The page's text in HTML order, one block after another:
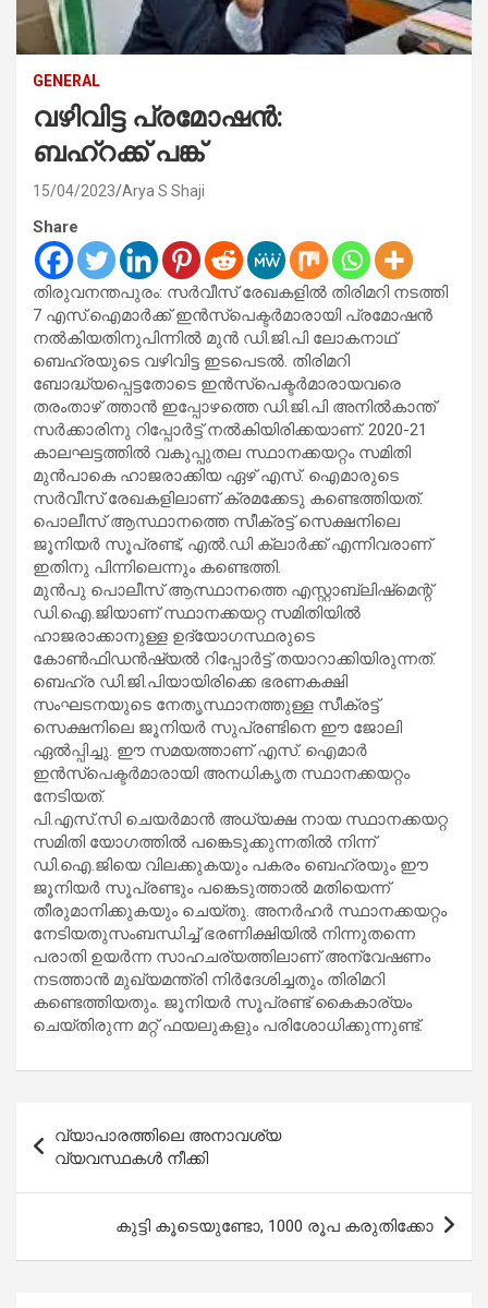
GENERAL
വഴിവിട്ട പ്രമോഷന്‍:
ബഹ്‌റക്ക് പങ്ക്
15/04/2023 Arya S Shaji
Share
തിരുവനന്തപുരം: സര്‍വീസ് രേഖകളില്‍ തിരിമറി നടത്തി
7 എസ്.ഐമാര്‍ക്ക് ഇന്‍സ്‌പെക്ടര്‍മാരായി പ്രമോഷന്‍
നല്‍കിയതിനുപിന്നില്‍ മുന്‍ ഡി.ജി.പി ലോകനാഥ്
ബെഹ്രയുടെ വഴിവിട്ട ഇടപെടല്‍. തിരിമറി
ബോദ്ധ്യപ്പെട്ടതോടെ ഇന്‍സ്‌പെക്ടര്‍മാരായവരെ
തരംതാഴ് ത്താന്‍ ഇപ്പോഴത്തെ ഡി.ജി.പി അനില്‍കാന്ത്
സര്‍ക്കാരിനു റിപ്പോര്‍ട്ട് നല്‍കിയിരിക്കയാണ്. 2020-21
കാലഘട്ടത്തില്‍ വകുപ്പുതല സ്ഥാനക്കയറ്റം സമിതി
മുന്‍പാകെ ഹാജരാക്കിയ ഏഴ് എസ്. ഐമാരുടെ
സര്‍വീസ് രേഖകളിലാണ് ക്രമക്കേടു കണ്ടെത്തിയത്.
പൊലീസ് ആസ്ഥാനത്തെ സീക്രട്ട് സെക്ഷനിലെ
ജൂനിയര്‍ സൂപ്രണ്ട്, എല്‍.ഡി ക്ലാര്‍ക്ക് എന്നിവരാണ്
ഇതിനു പിന്നിലെന്നും കണ്ടെത്തി.
മുന്‍പു പൊലീസ് ആസ്ഥാനത്തെ എസ്റ്റാബ്ലിഷ്‌മെന്റ്
ഡി.ഐ.ജിയാണ് സ്ഥാനക്കയറ്റ സമിതിയില്‍
ഹാജരാക്കാനുള്ള ഉദ്യോഗസ്ഥരുടെ
കോണ്‍ഫിഡന്‍ഷ്യല്‍ റിപ്പോര്‍ട്ട് തയാറാക്കിയിരുന്നത്.
ബെഹ്ര ഡി.ജി.പിയായിരിക്കെ ഭരണകക്ഷി
സംഘടനയുടെ നേതൃസ്ഥാനത്തുള്ള സീക്രട്ട്
സെക്ഷനിലെ ജൂനിയര്‍ സുപ്രണ്ടിനെ ഈ ജോലി
ഏല്‍പ്പിച്ചു. ഈ സമയത്താണ് എസ്. ഐമാര്‍
ഇന്‍സ്‌പെക്ടര്‍മാരായി അനധികൃത സ്ഥാനക്കയറ്റം
നേടിയത്.
പി.എസ്.സി ചെയര്‍മാന്‍ അധ്യക്ഷ നായ സ്ഥാനക്കയറ്റ
സമിതി യോഗത്തില്‍ പങ്കെടുക്കുന്നതില്‍ നിന്ന്
ഡി.ഐ.ജിയെ വിലക്കുകയും പകരം ബെഹ്രയും ഈ
ജൂനിയര്‍ സൂപ്രണ്ടും പങ്കെടുത്താല്‍ മതിയെന്ന്
തീരുമാനിക്കുകയും ചെയ്തു. അനര്‍ഹര്‍ സ്ഥാനക്കയറ്റം
നേടിയതുസംബന്ധിച്ച് ഭരണിക്ഷിയില്‍ നിന്നുതന്നെ
പരാതി ഉയര്‍ന്ന സാഹചര്യത്തിലാണ് അന്വേഷണം
നടത്താന്‍ മുഖ്യമന്ത്രി നിര്‍ദേശിച്ചതും തിരിമറി
കണ്ടെത്തിയതും. ജൂനിയര്‍ സൂപ്രണ്ട് കൈകാര്യം
ചെയ്തിരുന്ന മറ്റ് ഫയലുകളും പരിശോധിക്കുന്നുണ്ട്.
navigation
വ്യാപാരത്തിലെ അനാവശ്യ
വ്യവസ്ഥകള്‍ നീക്കി
കുട്ടി കൂടെയുണ്ടോ, 1000 രൂപ കരുതിക്കോ